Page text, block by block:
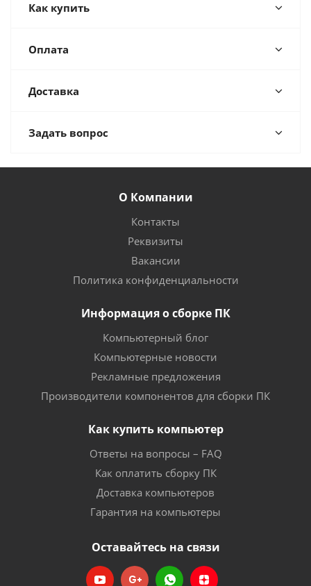
Как купить
Оплата
Доставка
Задать вопрос
О Компании
Контакты
Реквизиты
Вакансии
Политика конфиденциальности
Информация о сборке ПК
Компьютерный блог
Компьютерные новости
Рекламные предложения
Производители компонентов для сборки ПК
Как купить компьютер
Ответы на вопросы – FAQ
Как оплатить сборку ПК
Доставка компьютеров
Гарантия на компьютеры
Оставайтесь на связи